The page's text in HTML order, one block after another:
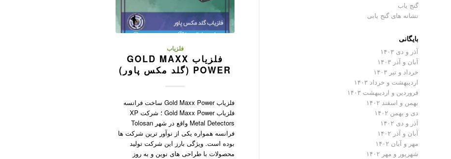
فلزیاب
فلزیاب GOLD MAXX
POWER (گلد مکس پاور)
فلزیاب Gold Maxx Power ساخت فرانسه
فلزیاب Gold Maxx Power ؛ شرکت XP
Metal Detectors واقع در شهر Tolosan
فرانسه همواره یکی از نوآور ترین شرکت ها
بوده است. ویژگی بارز این شرکت تولید
محصولات با طراحی های نوین و به روز
گنج یاب
نشانه های گنج یابی
بایگانی
آذر و دی ۱۴۰۳
آبان و آذر ۱۴۰۳
خرداد و تیر ۱۴۰۳
اردیبهشت و خرداد ۱۴۰۳
فروردین و اردیبهشت ۱۴۰۳
بهمن و اسفند ۱۴۰۲
دی و بهمن ۱۴۰۲
آذر و دی ۱۴۰۲
آبان و آذر ۱۴۰۲
مهر و آبان ۱۴۰۲
شهریور و مهر ۱۴۰۲